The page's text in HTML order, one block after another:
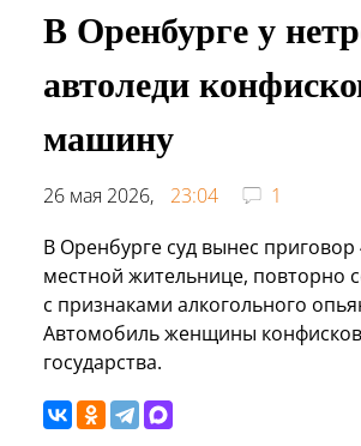
В Оренбурге у
автоледи
машину
26 мая 2026, 23:04
1
В Оренбурге суд вынес приговор
местной жительнице, повторно
с признаками алкогольного
Автомобиль женщины
государства.